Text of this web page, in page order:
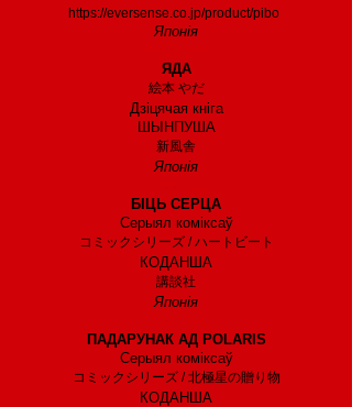
https://eversense.co.jp/product/pibo
Японія
ЯДА
絵本 やだ
Дзіцячая кніга
ШЫНПУША
新風舎
Японія
БІЦЬ СЕРЦА
Серыял коміксаў
コミックシリーズ / ハートビート
КОДАНША
講談社
Японія
ПАДАРУНАК АД POLARIS
Серыял коміксаў
コミックシリーズ / 北極星の贈り物
КОДАНША